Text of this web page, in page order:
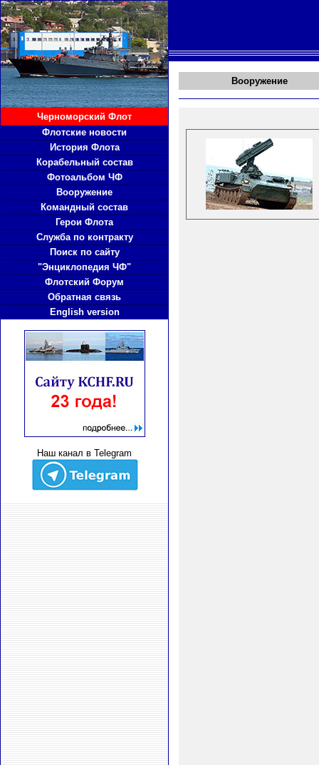
Черноморский Флот
Флотские новости
История Флота
Корабельный состав
Фотоальбом ЧФ
Вооружение
Командный состав
Герои Флота
Служба по контракту
Поиск по сайту
"Энциклопедия ЧФ"
Флотский Форум
Обратная связь
English version
Наш канал в Telegram
Вооружение